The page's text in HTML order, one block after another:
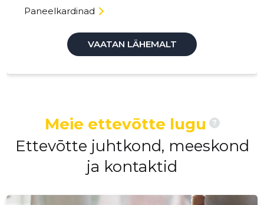
Paneelkardinad
VAATAN LÄHEMALT
Meie ettevõtte lugu ?
Ettevōtte juhtkond, meeskond
ja kontaktid